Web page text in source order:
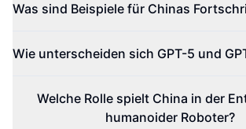
Was sind Beispiele für Chinas
Wie unterscheiden sich GPT-5 und
Welche Rolle spielt China in der
humanoider Roboter?